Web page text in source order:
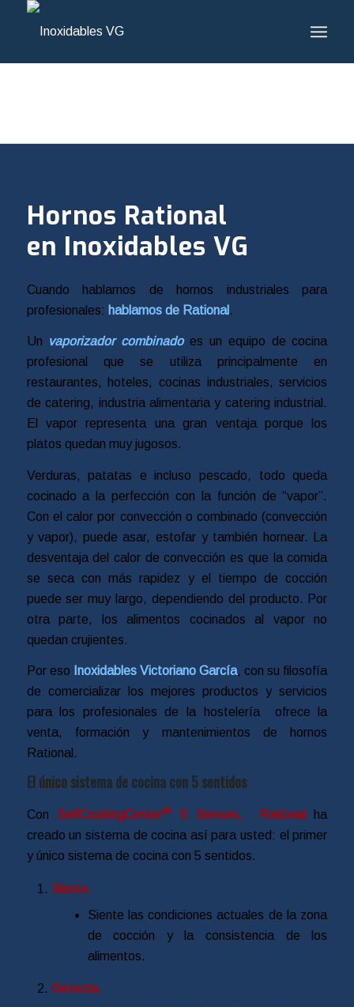
Hornos Rational
en Inoxidables VG
Cuando hablamos de hornos industriales para
profesionales: hablamos de Rational.
Un vaporizador combinadoes un equipo de cocina
profesional que se utiliza principalmente en
restaurantes, hoteles, cocinas industriales, servicios
de catering, industria alimentaria y catering industrial.
El vapor representa una gran ventaja porque los
platos quedan muy jugosos.
Verduras, patatas e incluso pescado, todo queda
cocinado a la perfección con la función de “vapor”.
Con el calor por convección o combinado (convección
y vapor), puede asar, estofar y también hornear. La
desventaja del calor de convección es que la comida
se seca con más rapidez y el tiempo de cocción
puede ser muy largo, dependiendo del producto. Por
otra parte, los alimentos cocinados al vapor no
quedan crujientes.
Por eso Inoxidables Victoriano García, con su filosofía
de comercializar los mejores productos y servicios
para los profesionales de la hostelería ofrece la
venta, formación y mantenimientos de hornos
Rational.
El único sistema de cocina con 5 sentidos
Con SelfCookingCenter® 5 Senses, Rational ha
creado un sistema de cocina así para usted: el primer
y único sistema de cocina con 5 sentidos.
Siente.
Siente las condiciones actuales de la zona
de cocción y la consistencia de los
alimentos.
Detecta.